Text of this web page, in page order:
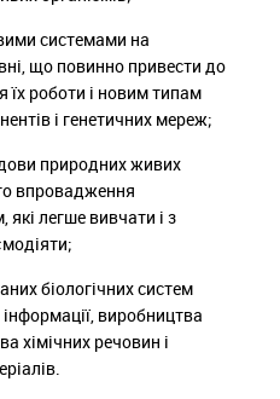
системами на
що повинно привести до
їх роботи і новим типам
і генетичних мереж;
природних живих
впровадження
які легше вивчати і з
біологічних систем
виробництва
хімічних речовин і